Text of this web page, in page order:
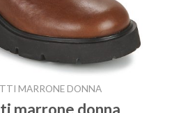
MARRONE DONNA
marrone donna